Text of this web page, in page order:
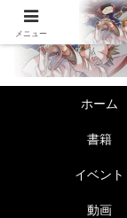
ホーム
書籍
イベント
動画
メニュー